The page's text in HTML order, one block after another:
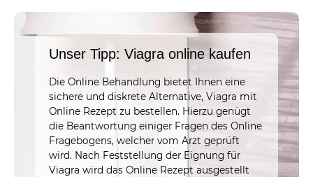
Unser Tipp: Viagra online kaufen
Die Online Behandlung bietet Ihnen eine
sichere und diskrete Alternative, Viagra mit
Online Rezept zu bestellen. Hierzu genügt
die Beantwortung einiger Fragen des Online
Fragebogens, welcher vom Arzt geprüft
wird. Nach Feststellung der Eignung für
Viagra wird das Online Rezept ausgestellt